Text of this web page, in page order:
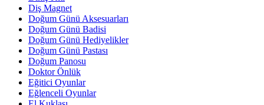
Diş Magnet
Doğum Günü Aksesuarları
Doğum Günü Badisi
Doğum Günü Hediyelikler
Doğum Günü Pastası
Doğum Panosu
Doktor Önlük
Eğitici Oyunlar
Eğlenceli Oyunlar